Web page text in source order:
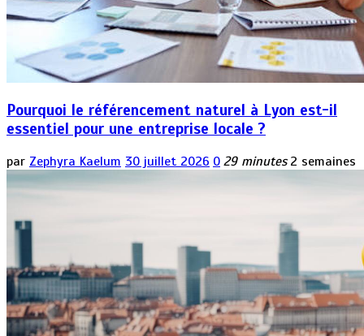
Pourquoi le référencement naturel à Lyon est-il
essentiel pour une entreprise locale ?
par Zephyra Kaelum 30 juillet 2026 0 29 minutes 2 semaines